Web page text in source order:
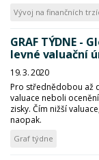
Vývoj na finančních
GRAF TÝDNE -
levné valuační
19. 3. 2020
Pro střednědobou až
valuace neboli
zisky. Čím nižší
naopak.
Graf týdne